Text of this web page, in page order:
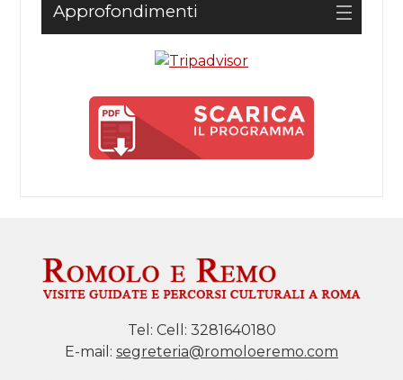
Approfondimenti
Tel: Cell: 3281640180
E-mail: segreteria@romoloeremo.com